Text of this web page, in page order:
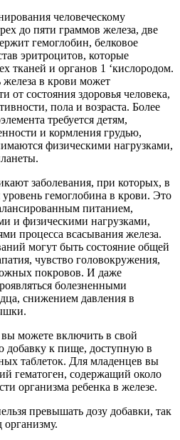
человеческому
до пяти граммов железа, две
гемоглобин, белковое
эритроцитов, которые
тканей и органов 1 ‘кислородом.
в крови может
от состояния здоровья человека,
пола и возраста. Более
требуется детям,
и кормления грудью,
физическими нагрузками,
заболевания, при которых, в
гемоглобина в крови. Это
питанием,
и физическими нагрузками,
процесса всасывания железа.
могут быть состояние общей
чувство головокружения,
покровов. И даже
болезненными
снижением давления в
можете включить в свой
добавку к пище, доступную в
таблеток. Для младенцев вы
гематоген, содержащий около
организма ребенка в железе.
превышать дозу добавки, так
организму.